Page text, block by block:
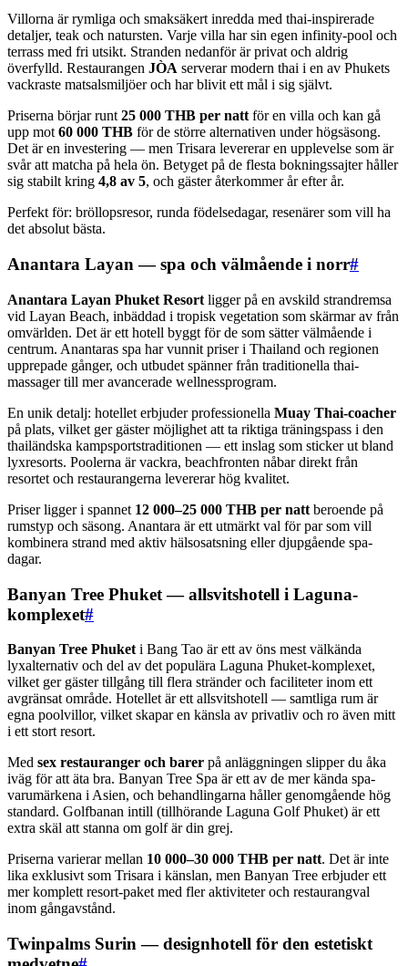
Villorna är rymliga och smaksäkert inredda med thai-inspirerade
detaljer, teak och natursten. Varje villa har sin egen infinity-pool och
terrass med fri utsikt. Stranden nedanför är privat och aldrig
överfylld. Restaurangen JÒA serverar modern thai i en av Phukets
vackraste matsalsmiljöer och har blivit ett mål i sig självt.
Priserna börjar runt 25 000 THB per natt för en villa och kan gå
upp mot 60 000 THB för de större alternativen under högsäsong.
Det är en investering — men Trisara levererar en upplevelse som är
svår att matcha på hela ön. Betyget på de flesta bokningssajter håller
sig stabilt kring 4,8 av 5, och gäster återkommer år efter år.
Perfekt för: bröllopsresor, runda födelsedagar, resenärer som vill ha
det absolut bästa.
Anantara Layan — spa och välmående i norr#
Anantara Layan Phuket Resort ligger på en avskild strandremsa
vid Layan Beach, inbäddad i tropisk vegetation som skärmar av från
omvärlden. Det är ett hotell byggt för de som sätter välmående i
centrum. Anantaras spa har vunnit priser i Thailand och regionen
upprepade gånger, och utbudet spänner från traditionella thai-
massager till mer avancerade wellnessprogram.
En unik detalj: hotellet erbjuder professionella Muay Thai-coacher
på plats, vilket ger gäster möjlighet att ta riktiga träningspass i den
thailändska kampsportstraditionen — ett inslag som sticker ut bland
lyxresorts. Poolerna är vackra, beachfronten nåbar direkt från
resortet och restaurangerna levererar hög kvalitet.
Priser ligger i spannet 12 000–25 000 THB per natt beroende på
rumstyp och säsong. Anantara är ett utmärkt val för par som vill
kombinera strand med aktiv hälsosatsning eller djupgående spa-
dagar.
Banyan Tree Phuket — allsvitshotell i Laguna-
komplexet#
Banyan Tree Phuket i Bang Tao är ett av öns mest välkända
lyxalternativ och del av det populära Laguna Phuket-komplexet,
vilket ger gäster tillgång till flera stränder och faciliteter inom ett
avgränsat område. Hotellet är ett allsvitshotell — samtliga rum är
egna poolvillor, vilket skapar en känsla av privatliv och ro även mitt
i ett stort resort.
Med sex restauranger och barer på anläggningen slipper du åka
iväg för att äta bra. Banyan Tree Spa är ett av de mer kända spa-
varumärkena i Asien, och behandlingarna håller genomgående hög
standard. Golfbanan intill (tillhörande Laguna Golf Phuket) är ett
extra skäl att stanna om golf är din grej.
Priserna varierar mellan 10 000–30 000 THB per natt. Det är inte
lika exklusivt som Trisara i känslan, men Banyan Tree erbjuder ett
mer komplett resort-paket med fler aktiviteter och restaurangval
inom gångavstånd.
Twinpalms Surin — designhotell för den estetiskt